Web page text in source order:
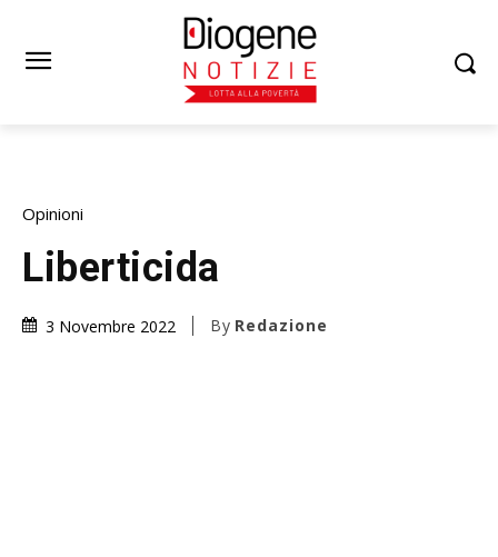
Opinioni
Liberticida
3 Novembre 2022 By Redazione